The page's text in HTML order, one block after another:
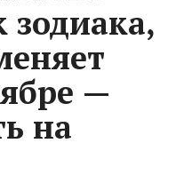
зодиака,
—
на